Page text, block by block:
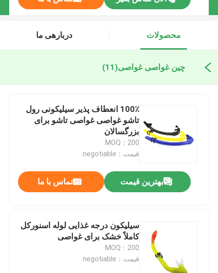
محصولات دربارهی ما
چین غواصی غواصی(11)
100٪ انعطاف پذیر سیلیکونی رول
تاشو غواصی غواصی تاشو برای
بزرگسالان
MOQ：200
قیمت：negotiable
بهترین قیمت تماس با ما
سیلیکون درجه غذایی لوله اسنورکل
کاملاً خشک برای غواصی
MOQ：200
قیمت：negotiable